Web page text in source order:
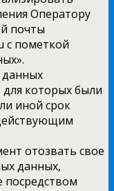
Оператору
почты
с пометкой
данных
которых были
иной срок
отозвать свое
данных,
посредством